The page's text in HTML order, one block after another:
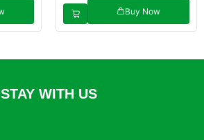
Buy Now
STAY WITH US